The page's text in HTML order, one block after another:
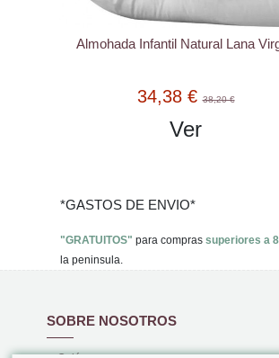
Protector Rizo Algodón
27,41 €30,46 €
Ver
*GASTOS DE ENVIO*
"GRATUITOS" para compras superiores a
la peninsula.
SOBRE NOSOTROS